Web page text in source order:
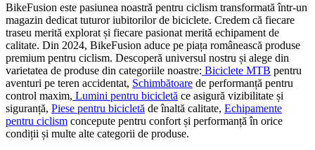
BikeFusion este pasiunea noastră pentru ciclism transformată într-un
magazin dedicat tuturor iubitorilor de biciclete. Credem că fiecare
traseu merită explorat și fiecare pasionat merită echipament de
calitate. Din 2024, BikeFusion aduce pe piața românească produse
premium pentru ciclism. Descoperă universul nostru și alege din
varietatea de produse din categoriile noastre: Biciclete MTB pentru
aventuri pe teren accidentat, Schimbătoare de performanță pentru
control maxim, Lumini pentru bicicletă ce asigură vizibilitate și
siguranță, Piese pentru bicicletă de înaltă calitate, Echipamente
pentru ciclism concepute pentru confort și performanță în orice
condiții și multe alte categorii de produse.